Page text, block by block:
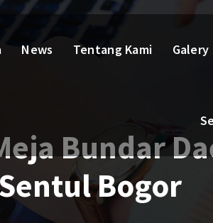
News Tentang Kami Galery
Bundar
Bogor